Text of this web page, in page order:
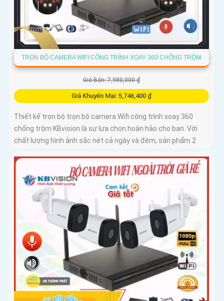
TRỌN BỘ CAMERA WIFI CÔNG TRÌNH XOAY 360 CHỐNG TRỘM
Giá Bán: 7,980,000 ₫
Giá Khuyến Mại: 5,746,400 ₫
Thiết kế trọn bộ trọn bộ camera Wifi công trình xoay 360
chống trộm KBvision là sự lựa chọn hoàn hảo cho bạn. Với
chất lượng hình ảnh sắc nét cả ngày và đêm, sản phẩm 2